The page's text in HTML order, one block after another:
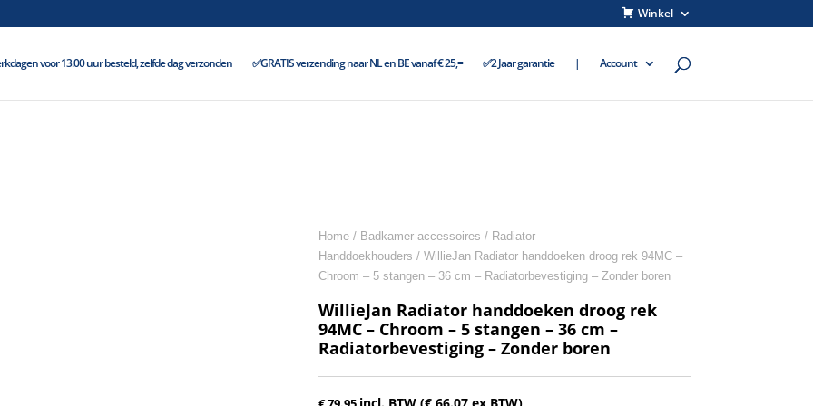
Winkel
voor 13.00 uur besteld, zelfde dag verzonden ✅GRATIS verzending naar NL en BE vanaf € 25,= ✅2 Jaar garantie | Account
Home/ Badkamer accessoires / Radiator
Handdoekhouders / WillieJan Radiator handdoeken droog rek 94MC –
Chroom – 5 stangen – 36 cm – Radiatorbevestiging – Zonder boren
WillieJan Radiator handdoeken droog rek
94MC – Chroom – 5 stangen – 36 cm –
Radiatorbevestiging – Zonder boren